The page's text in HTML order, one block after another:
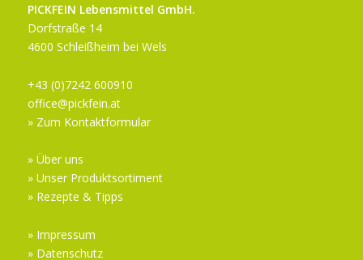
PICKFEIN Lebensmittel GmbH.
Dorfstraße 14
4600 Schleißheim bei Wels
+43 (0)7242 600910
office@pickfein.at
» Zum Kontaktformular
» Über uns
» Unser Produktsortiment
» Rezepte & Tipps
» Impressum
» Datenschutz